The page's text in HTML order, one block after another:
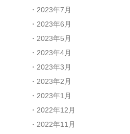
2023年7月
2023年6月
2023年5月
2023年4月
2023年3月
2023年2月
2023年1月
2022年12月
2022年11月